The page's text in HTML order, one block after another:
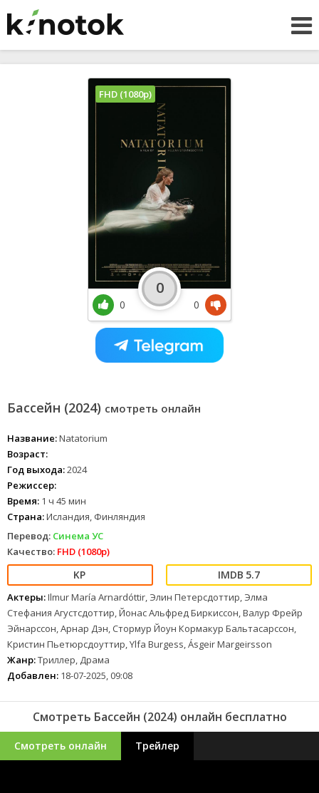
Бассейн (2024) смотреть онлайн
Название:Natatorium
Возраст:
Год выхода:2024
Режиссер:
Время: 1 ч 45 мин
Страна:Исландия, Финляндия
Перевод: Синема УС
Качество: FHD (1080p)
5.7
Актеры:Ilmur María Arnardóttir, Элин Петерсдоттир, Элма
Стефания Агустсдоттир, Йонас Альфред Биркиссон, Валур Фрейр
Эйнарссон, Арнар Дэн, Стормур Йоун Кормакур Бальтасарссон,
Кристин Пьетюрсдоуттир, Ylfa Burgess, Ásgeir Margeirsson
Жанр:Триллер, Драма
Добавлен: 18-07-2025, 09:08
FHD (1080p)
0
0
0
Смотреть Бассейн (2024) онлайн бесплатно
Смотреть онлайн Трейлер